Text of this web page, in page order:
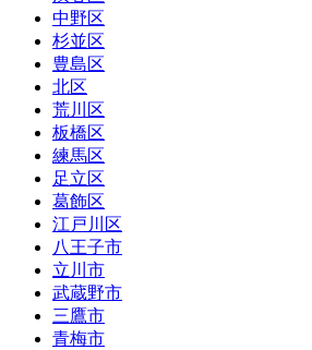
中野区
杉並区
豊島区
北区
荒川区
板橋区
練馬区
足立区
葛飾区
江戸川区
八王子市
立川市
武蔵野市
三鷹市
青梅市